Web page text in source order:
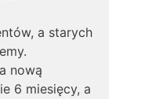
a starych
nową
6 miesięcy, a